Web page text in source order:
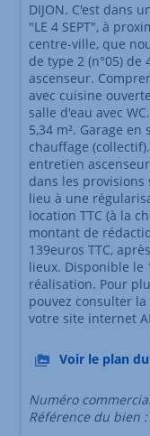
DIJON. C'est dans
"LE 4 SEPT", à
centre-ville, que
de type 2 (n°05) de
ascenseur.
avec cuisine
salle d'eau avec
5,34 m². Garage
chauffage
entretien
dans les
lieu à une
location TTC (à la
montant de
139euros TTC,
lieux. Disponible le
réalisation. Pour
pouvez consulter
votre site internet
Voir le plan
Numéro
Référence du bien :